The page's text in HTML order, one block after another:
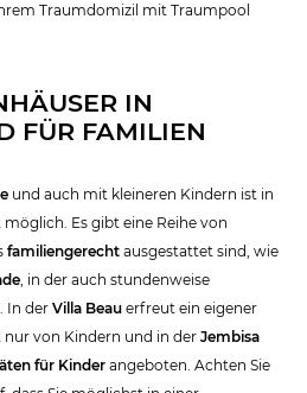
Traumdomizil mit Traumpool
IN
FÜR FAMILIEN
und auch mit kleineren Kindern ist in
Es gibt eine Reihe von
familiengerecht ausgestattet sind, wie
, in der auch stundenweise
In derVilla Beau erfreut ein eigener
von Kindern und in der Jembisa
für Kinderangeboten. Achten Sie